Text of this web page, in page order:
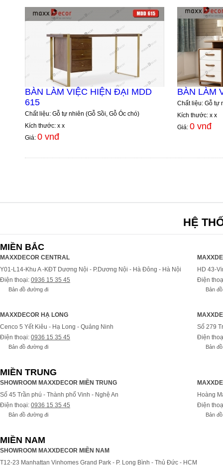
BÀN LÀM VIỆC HIỆN ĐẠI MDD
615
Chất liệu: Gỗ tự nhiên (Gỗ Sồi, Gỗ Óc chó)
Kích thước: x x
Giá: 0 vnđ
BÀN LÀM
Chất liệu: Gỗ tự
Kích thước: x x
Giá: 0 vnđ
HỆ
MIỀN BẮC
MAXXDECOR CENTRAL
Y01-L14-Khu A -KĐT Dương Nội - P.Dương Nội - Hà Đông - Hà Nội
Điện thoại: 0936 15 35 45
Bản đồ đường đi
HD 43-
Điện
Bản
MAXXDECOR HẠ LONG
Cenco 5 Yết Kiêu - Hạ Long - Quảng Ninh
Điện thoại: 0936 15 35 45
Bản đồ đường đi
Số 279
Điện
Bản
MIỀN TRUNG
SHOWROOM MAXXDECOR MIỀN TRUNG
Số 45 Trần phú - Thành phố Vinh - Nghệ An
Điện thoại: 0936 15 35 45
Bản đồ đường đi
Hoàng
Điện
Bản
MIỀN NAM
SHOWROOM MAXXDECOR MIỀN NAM
T12-23 Manhattan Vinhomes Grand Park - P. Long Bình - Thủ Đức - HCM